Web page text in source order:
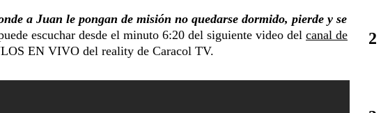
a Juan le pongan de misión no quedarse dormido, pierde y se
escuchar desde el minuto 6:20 del siguiente video del canal de
EN VIVO del reality de Caracol TV.